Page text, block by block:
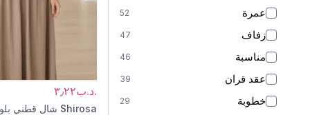
عمرة 52
زفاف 47
مناسبة 46
عقد قران 39
خطوبة 29
.د.ب٣٫٢٢
Shirosa شال قطني